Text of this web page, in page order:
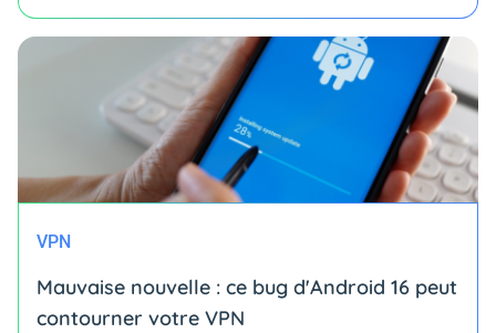
VPN
Mauvaise nouvelle : ce bug d'Android 16 peut
contourner votre VPN